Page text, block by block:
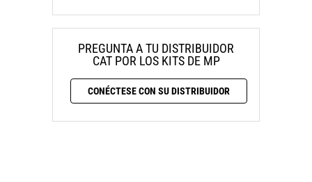
PREGUNTA A TU DISTRIBUIDOR
CAT POR LOS KITS DE MP
CONÉCTESE CON SU DISTRIBUIDOR